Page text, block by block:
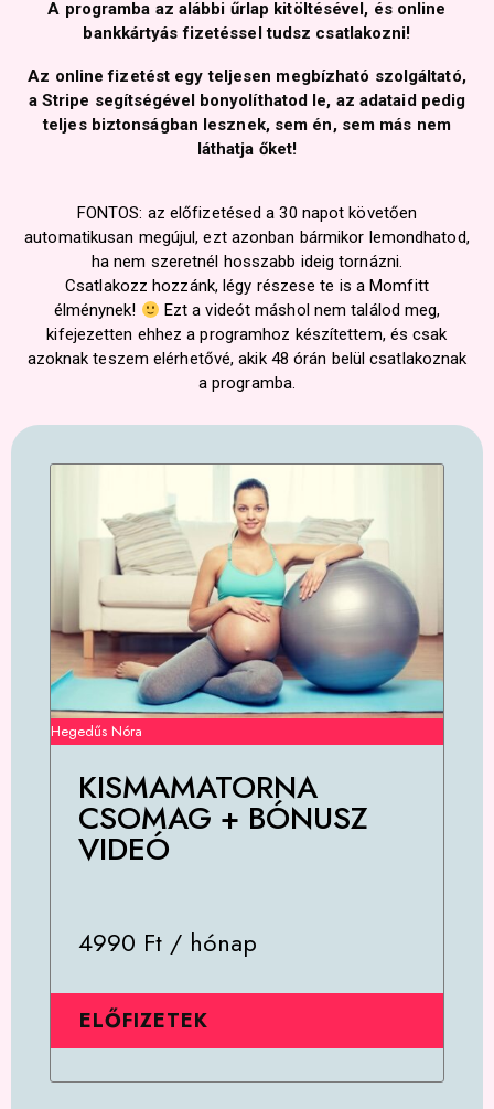
A programba az alábbi űrlap kitöltésével, és online
bankkártyás fizetéssel tudsz csatlakozni!
Az online fizetést egy teljesen megbízható szolgáltató,
a Stripe segítségével bonyolíthatod le, az adataid pedig
teljes biztonságban lesznek, sem én, sem más nem
láthatja őket!
FONTOS: az előfizetésed a 30 napot követően
automatikusan megújul, ezt azonban bármikor lemondhatod,
ha nem szeretnél hosszabb ideig tornázni.
Csatlakozz hozzánk, légy részese te is a Momfitt
élménynek!
Ezt a videót máshol nem találod meg,
kifejezetten ehhez a programhoz készítettem, és csak
azoknak teszem elérhetővé, akik 48 órán belül csatlakoznak
a programba.
Hegedűs Nóra
KISMAMATORNA
CSOMAG + BÓNUSZ
VIDEÓ
4990 Ft / hónap
ELŐFIZETEK